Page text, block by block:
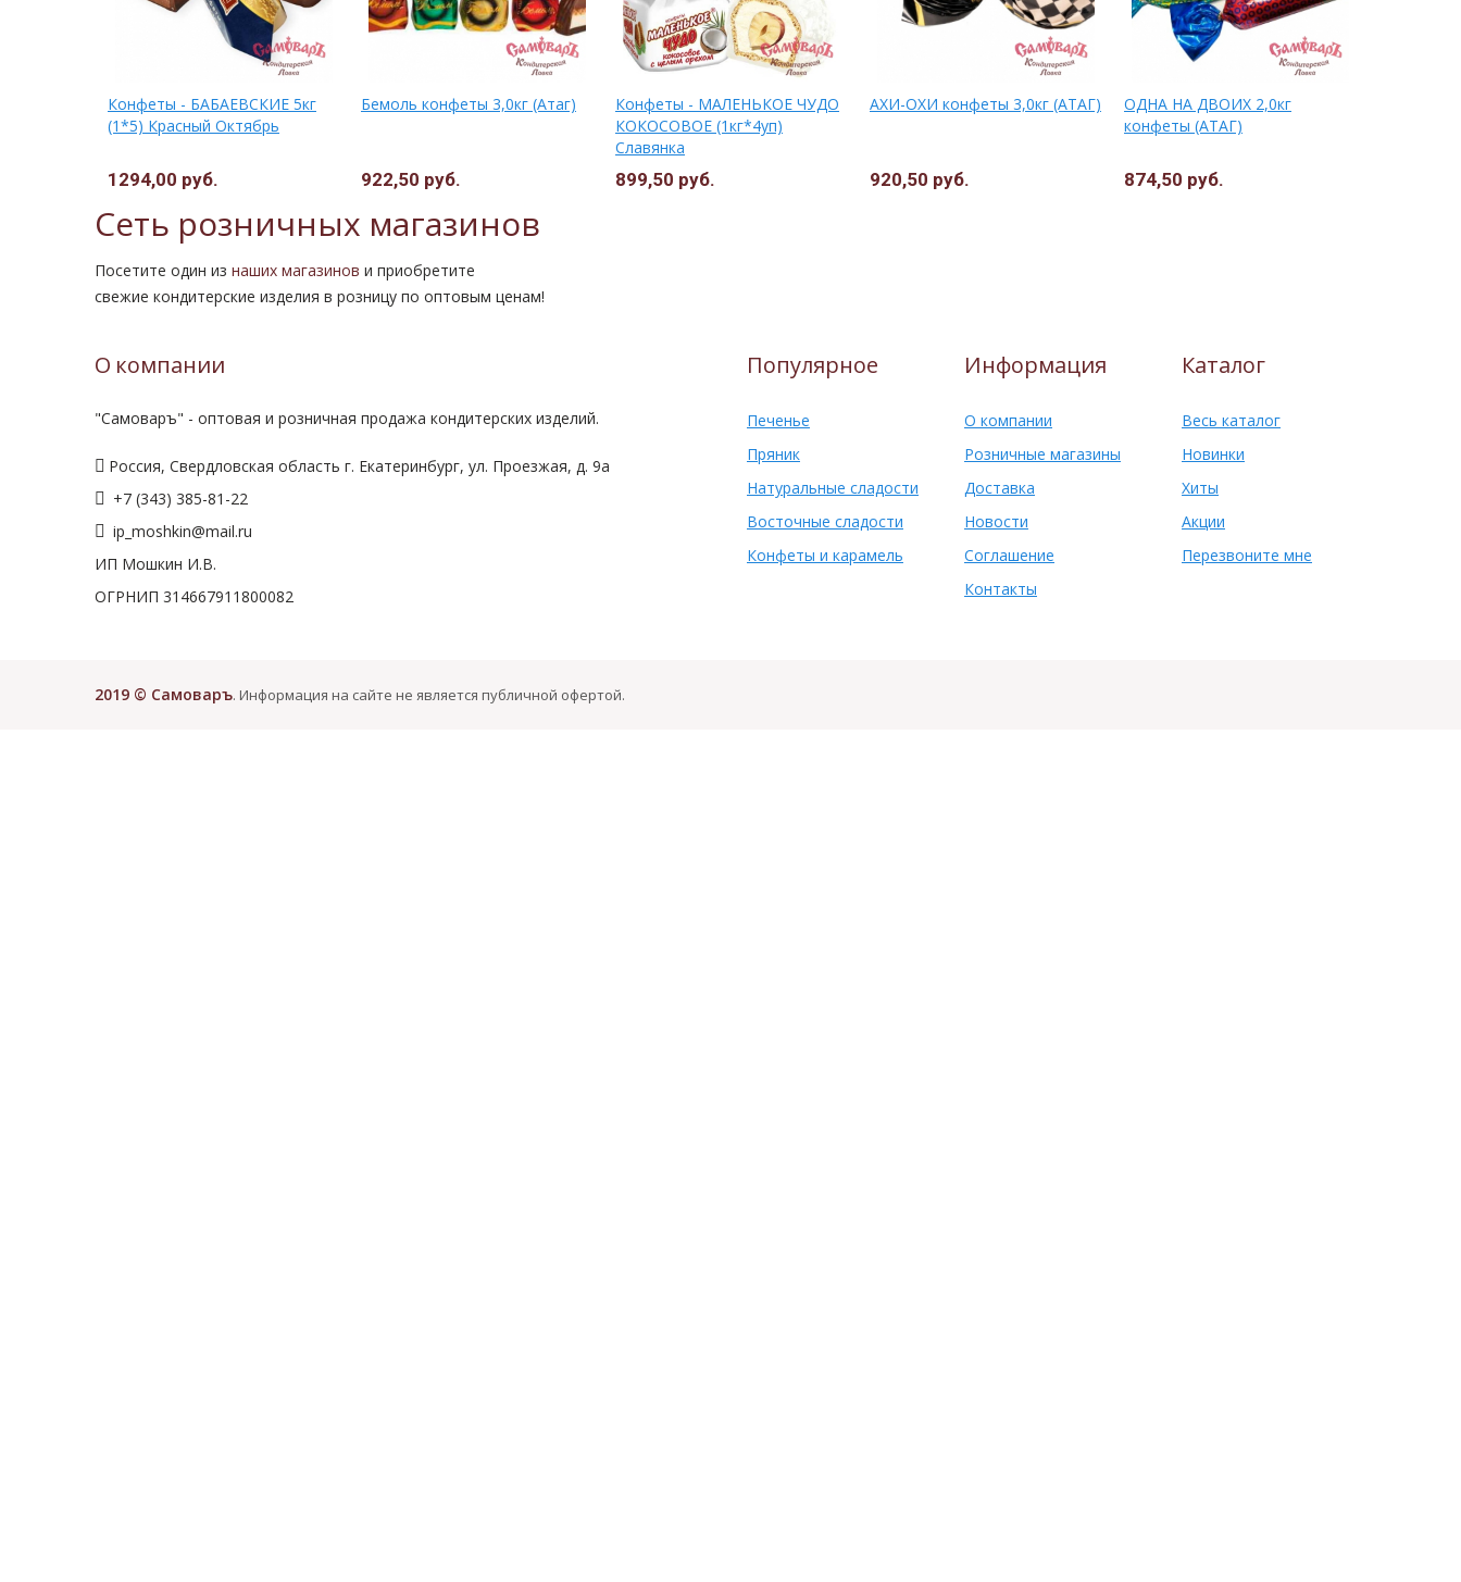
Конфеты - БАБАЕВСКИЕ 5кг
(1*5) Красный Октябрь
1294,00 руб.
Бемоль конфеты 3,0кг (Атаг)
922,50 руб.
Конфеты - МАЛЕНЬКОЕ ЧУДО
КОКОСОВОЕ (1кг*4уп)
Славянка
899,50 руб.
АХИ-ОХИ конфеты 3,0кг (АТАГ)
920,50 руб.
ОДНА НА ДВОИХ 2,0кг
конфеты (АТАГ)
874,50 руб.
Сеть розничных магазинов
Посетите один из наших магазинов и приобретите
свежие кондитерские изделия в розницу по оптовым ценам!
О компании
"Самоваръ" - оптовая и розничная продажа кондитерских изделий.
Россия, Свердловская область г. Екатеринбург, ул. Проезжая, д. 9а
+7 (343) 385-81-22
ip_moshkin@mail.ru
ИП Мошкин И.В.
ОГРНИП 314667911800082
Популярное
Печенье
Пряник
Натуральные сладости
Восточные сладости
Конфеты и карамель
Информация
О компании
Розничные магазины
Доставка
Новости
Соглашение
Контакты
Каталог
Весь каталог
Новинки
Хиты
Акции
Перезвоните мне
2019 © Самоваръ. Информация на сайте не является публичной офертой.